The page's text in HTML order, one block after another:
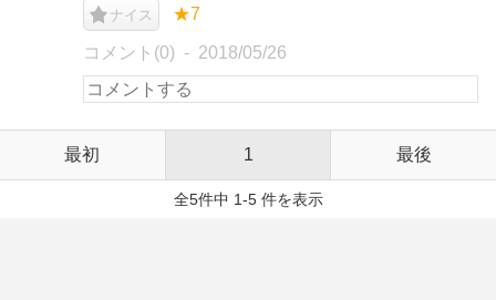
ナイス ★7
コメント(0) 2018/05/26
最初 1 最後
全5件中 1-5 件を表示